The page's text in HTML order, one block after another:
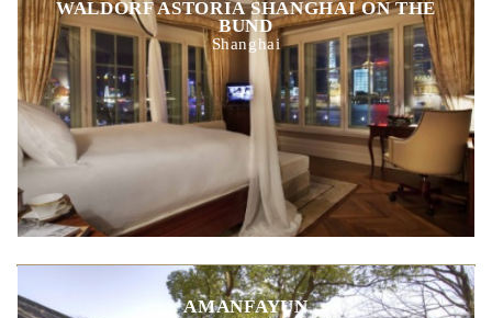
WALDORF ASTORIA SHANGHAI ON THE
BUND
Shanghai
AMANFAYUN